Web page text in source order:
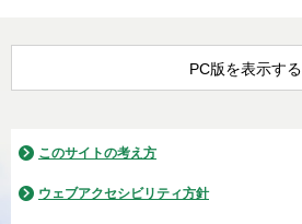
PC版を表示する
このサイトの考え方
ウェブアクセシビリティ方針